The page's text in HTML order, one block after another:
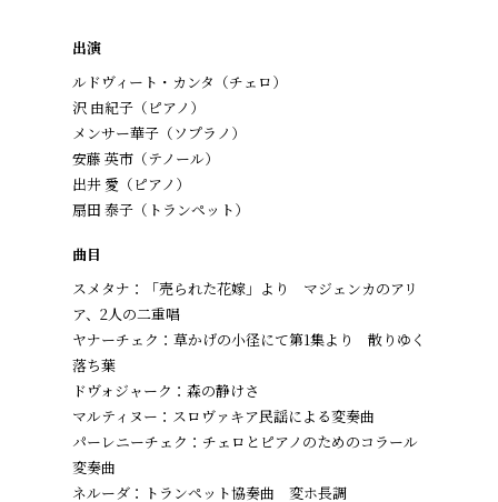
出演
ルドヴィート・カンタ（チェロ）
沢 由紀子（ピアノ）
メンサー華子（ソプラノ）
安藤 英市（テノール）
出井 愛（ピアノ）
扇田 泰子（トランペット）
曲目
スメタナ：「売られた花嫁」より マジェンカのアリ
ア、2人の二重唱
ヤナーチェク：草かげの小径にて第1集より 散りゆく
落ち葉
ドヴォジャーク：森の静けさ
マルティヌー：スロヴァキア民謡による変奏曲
パーレニーチェク：チェロとピアノのためのコラール
変奏曲
ネルーダ：トランペット協奏曲 変ホ長調